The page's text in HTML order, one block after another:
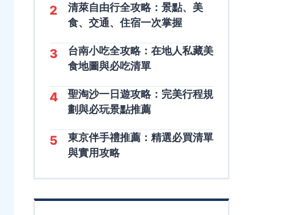
2
清萊自由行全攻略：景點、美
食、交通、住宿一次掌握
3
台南小吃全攻略：在地人私藏美
食地圖與必吃清單
4
聖淘沙一日遊攻略：完美行程規
劃與必玩景點推薦
5
東京伴手禮推薦：精選必買清單
與實用攻略